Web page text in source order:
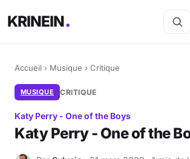
KRINEIN
Accueil › Musique › Critique
MUSIQUE CRITIQUE
Katy Perry - One of the Boys
Katy Perry - One of the